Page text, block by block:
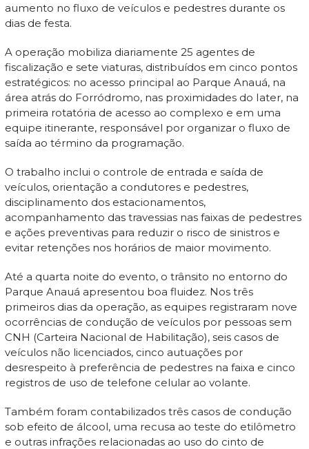
aumento no fluxo de veículos e pedestres durante os
dias de festa.
A operação mobiliza diariamente 25 agentes de
fiscalização e sete viaturas, distribuídos em cinco pontos
estratégicos: no acesso principal ao Parque Anauá, na
área atrás do Forródromo, nas proximidades do Iater, na
primeira rotatória de acesso ao complexo e em uma
equipe itinerante, responsável por organizar o fluxo de
saída ao término da programação.
O trabalho inclui o controle de entrada e saída de
veículos, orientação a condutores e pedestres,
disciplinamento dos estacionamentos,
acompanhamento das travessias nas faixas de pedestres
e ações preventivas para reduzir o risco de sinistros e
evitar retenções nos horários de maior movimento.
Até a quarta noite do evento, o trânsito no entorno do
Parque Anauá apresentou boa fluidez. Nos três
primeiros dias da operação, as equipes registraram nove
ocorrências de condução de veículos por pessoas sem
CNH (Carteira Nacional de Habilitação), seis casos de
veículos não licenciados, cinco autuações por
desrespeito à preferência de pedestres na faixa e cinco
registros de uso de telefone celular ao volante.
Também foram contabilizados três casos de condução
sob efeito de álcool, uma recusa ao teste do etilômetro
e outras infrações relacionadas ao uso do cinto de